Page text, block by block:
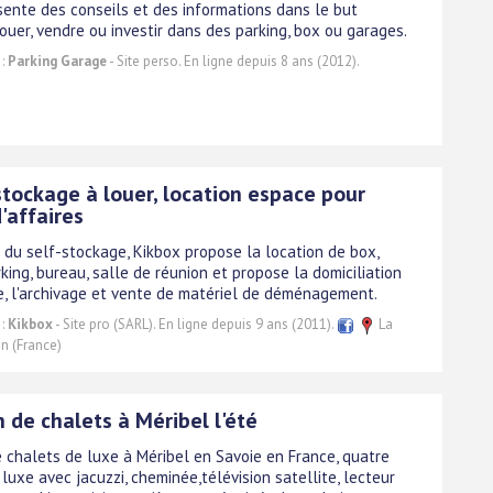
des conseils et des informations dans le but
vendre ou investir dans des parking, box ou garages.
Parking Garage- Site perso. En ligne depuis 8 ans (2012).
à louer, location espace pour
self-stockage, Kikbox propose la location de box,
bureau, salle de réunion et propose la domiciliation
l'archivage et vente de matériel de déménagement.
Kikbox- Site pro (SARL). En ligne depuis 9 ans (2011).
La
(France)
de chalets à Méribel l'été
de luxe à Méribel en Savoie en France, quatre
avec jacuzzi, cheminée,télévision satellite, lecteur